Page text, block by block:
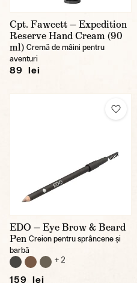
Cpt. Fawcett — Expedition
Reserve Hand Cream (90
ml) Cremă de mâini pentru
aventuri
89 lei
EDO — Eye Brow & Beard
Pen Creion pentru sprâncene și
barbă
+ 2
159 lei